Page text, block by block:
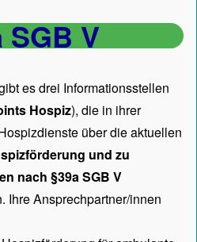
SGB V
es drei Informationsstellen
Hospiz), die in ihrer
über die aktuellen
und zu
nach §39a SGB V
Ihre Ansprechpartner/innen